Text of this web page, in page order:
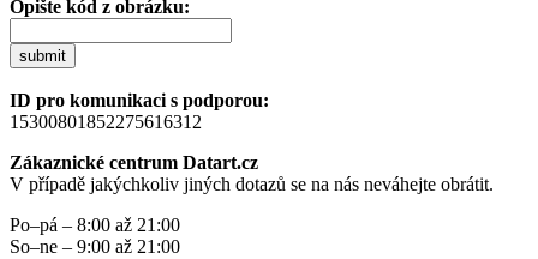
Opište kód z obrázku:
submit
ID pro komunikaci s podporou:
15300801852275616312
Zákaznické centrum Datart.cz
V případě jakýchkoliv jiných dotazů se na nás neváhejte obrátit.
Po–pá – 8:00 až 21:00
So–ne – 9:00 až 21:00